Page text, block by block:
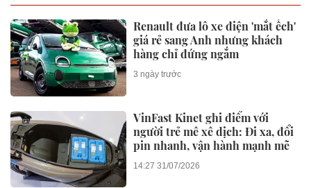
Renault đưa lô xe điện 'mắt ếch'
giá rẻ sang Anh nhưng khách
hàng chỉ đứng ngắm
3 ngày trước
VinFast Kinet ghi điểm với
người trẻ mê xê dịch: Đi xa, đổi
pin nhanh, vận hành mạnh mẽ
14:27 31/07/2026